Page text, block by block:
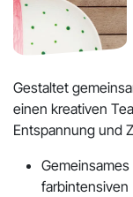
Gestaltet
einen kreativen
Entspannung und
farbintensiven